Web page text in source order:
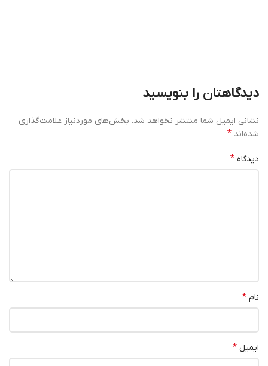
دیدگاهتان را بنویسید
نشانی ایمیل شما منتشر نخواهد شد. بخش‌های موردنیاز علامت‌گذاری
شده‌اند *
دیدگاه *
نام *
ایمیل *